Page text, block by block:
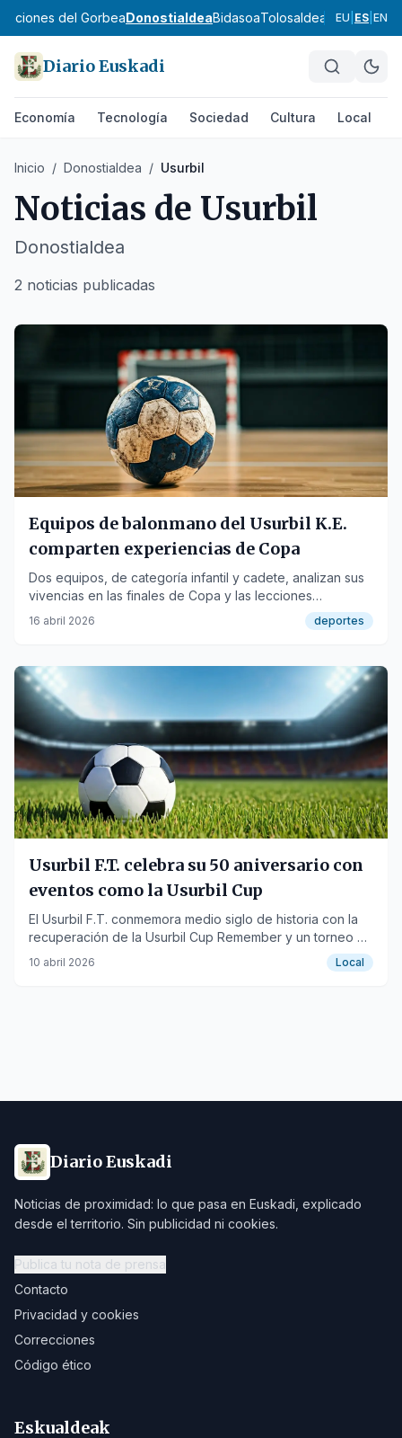
del GorbeaDonostialdeaBidasoaTolosaldea GoierriUrola
EU ES EN
Diario Euskadi
Economía Tecnología Sociedad Cultura Local
Inicio / Donostialdea / Usurbil
Noticias de Usurbil
Donostialdea
2 noticias publicadas
Equipos de balonmano del Usurbil K.E.
comparten experiencias de Copa
Dos equipos, de categoría infantil y cadete, analizan sus
vivencias en las finales de Copa y las lecciones
aprendidas durante la temporada.
16 abril 2026 deportes
Usurbil F.T. celebra su 50 aniversario con
eventos como la Usurbil Cup
El Usurbil F.T. conmemora medio siglo de historia con la
recuperación de la Usurbil Cup Remember y un torneo de
mus este sábado 11 de abril en el campo de Harane.
10 abril 2026 Local
Diario Euskadi
Noticias de proximidad: lo que pasa en Euskadi, explicado
desde el territorio. Sin publicidad ni cookies.
Publica tu nota de prensa
Contacto
Privacidad y cookies
Correcciones
Código ético
Eskualdeak